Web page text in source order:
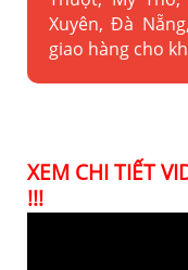
Xuyên, Đà
giao hàng cho
XEM CHI TIẾT
!!!